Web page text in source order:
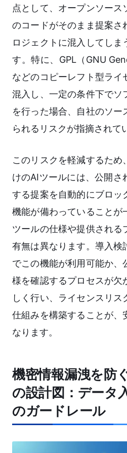
点として、オープンソース
のコードがそのまま提案さ
ロジェクトに混入してしま
す。特に、GPL（GNU
などのコピーレフト型ライ
混入し、一定の条件下でソ
を行った場合、自社のソー
られるリスクが指摘されて
このリスクを軽減するため
けのAIツールには、公開さ
する提案を自動的にブロッ
機能が備わっていることが
ツールの仕様や提供される
有無は異なります。導入検
でこの機能が利用可能か、
様を確認するプロセスが欠
しく行い、ライセンスリス
仕組みを構築することが、
なります。
機密情報漏洩を防
の設計図：データ
のガードレール